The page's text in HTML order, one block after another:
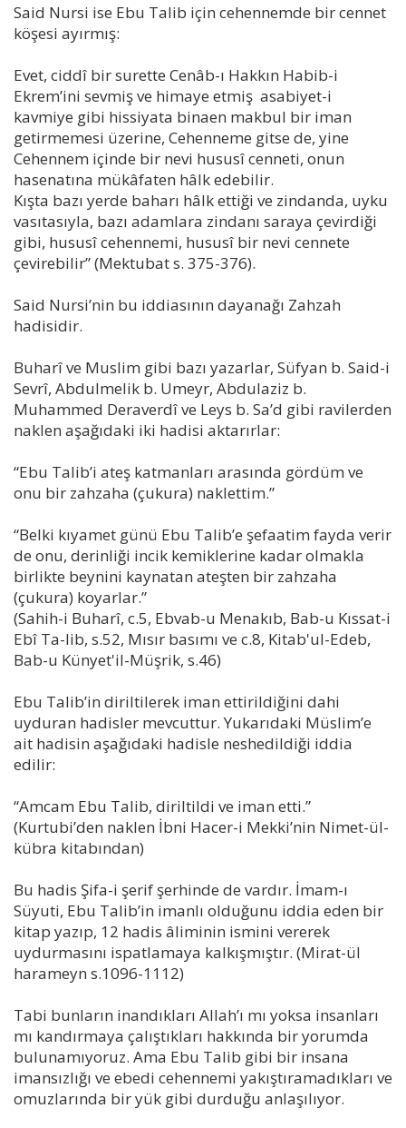
Said Nursi ise Ebu Talib için cehennemde bir cennet
köşesi ayırmış:
Evet, ciddî bir surette Cenâb-ı Hakkın Habib-i
Ekrem’ini sevmiş ve himaye etmiş asabiyet-i
kavmiye gibi hissiyata binaen makbul bir iman
getirmemesi üzerine, Cehenneme gitse de, yine
Cehennem içinde bir nevi hususî cenneti, onun
hasenatına mükâfaten hâlk edebilir.
Kışta bazı yerde baharı hâlk ettiği ve zindanda, uyku
vasıtasıyla, bazı adamlara zindanı saraya çevirdiği
gibi, hususî cehennemi, hususî bir nevi cennete
çevirebilir” (Mektubat s. 375-376).
Said Nursi’nin bu iddiasının dayanağı Zahzah
hadisidir.
Buharî ve Muslim gibi bazı yazarlar, Süfyan b. Said-i
Sevrî, Abdulmelik b. Umeyr, Abdulaziz b.
Muhammed Deraverdî ve Leys b. Sa’d gibi ravilerden
naklen aşağıdaki iki hadisi aktarırlar:
“Ebu Talib’i ateş katmanları arasında gördüm ve
onu bir zahzaha (çukura) naklettim.”
“Belki kıyamet günü Ebu Talib’e şefaatim fayda verir
de onu, derinliği incik kemiklerine kadar olmakla
birlikte beynini kaynatan ateşten bir zahzaha
(çukura) koyarlar.”
(Sahih-i Buharî, c.5, Ebvab-u Menakıb, Bab-u Kıssat-i
Ebî Ta-lib, s.52, Mısır basımı ve c.8, Kitab'ul-Edeb,
Bab-u Künyet'il-Müşrik, s.46)
Ebu Talib’in diriltilerek iman ettirildiğini dahi
uyduran hadisler mevcuttur. Yukarıdaki Müslim’e
ait hadisin aşağıdaki hadisle neshedildiği iddia
edilir:
“Amcam Ebu Talib, diriltildi ve iman etti.”
(Kurtubi’den naklen İbni Hacer-i Mekki’nin Nimet-ül-
kübra kitabından)
Bu hadis Şifa-i şerif şerhinde de vardır. İmam-ı
Süyuti, Ebu Talib’in imanlı olduğunu iddia eden bir
kitap yazıp, 12 hadis âliminin ismini vererek
uydurmasını ispatlamaya kalkışmıştır. (Mirat-ül
harameyn s.1096-1112)
Tabi bunların inandıkları Allah’ı mı yoksa insanları
mı kandırmaya çalıştıkları hakkında bir yorumda
bulunamıyoruz. Ama Ebu Talib gibi bir insana
imansızlığı ve ebedi cehennemi yakıştıramadıkları ve
omuzlarında bir yük gibi durduğu anlaşılıyor.